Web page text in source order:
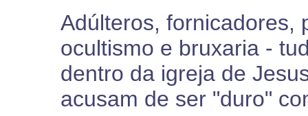
Adúlteros, fornicadores,
ocultismo e bruxaria -
dentro da igreja de
acusam de ser "duro"